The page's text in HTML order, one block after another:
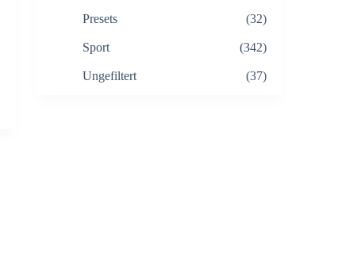
Presets (32)
Sport (342)
Ungefiltert (37)